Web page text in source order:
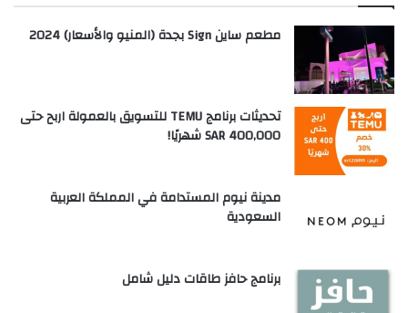
مطعم ساين Sign بجدة (المنيو والأسعار) 2024
تحديثات برنامج TEMU للتسويق بالعمولة اربح حتى
SAR 400,000 شهريًا!
مدينة نيوم المستدامة في المملكة العربية
السعودية
برنامج حافز طاقات دليل شامل